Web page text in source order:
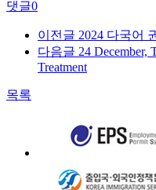
댓글0
이전글 2024 다국어
다음글 24 December,
Treatment
목록